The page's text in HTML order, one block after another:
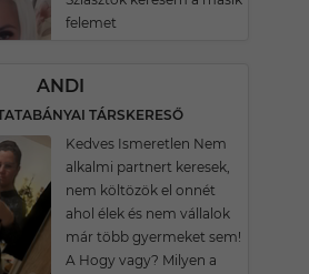
felemet
ANDI
TÁRSKERESŐ
Kedves Ismeretlen Nem
alkalmi partnert keresek,
nem költözök el onnét
ahol élek és nem vállalok
már több gyermeket sem!
A Hogy vagy? Milyen a